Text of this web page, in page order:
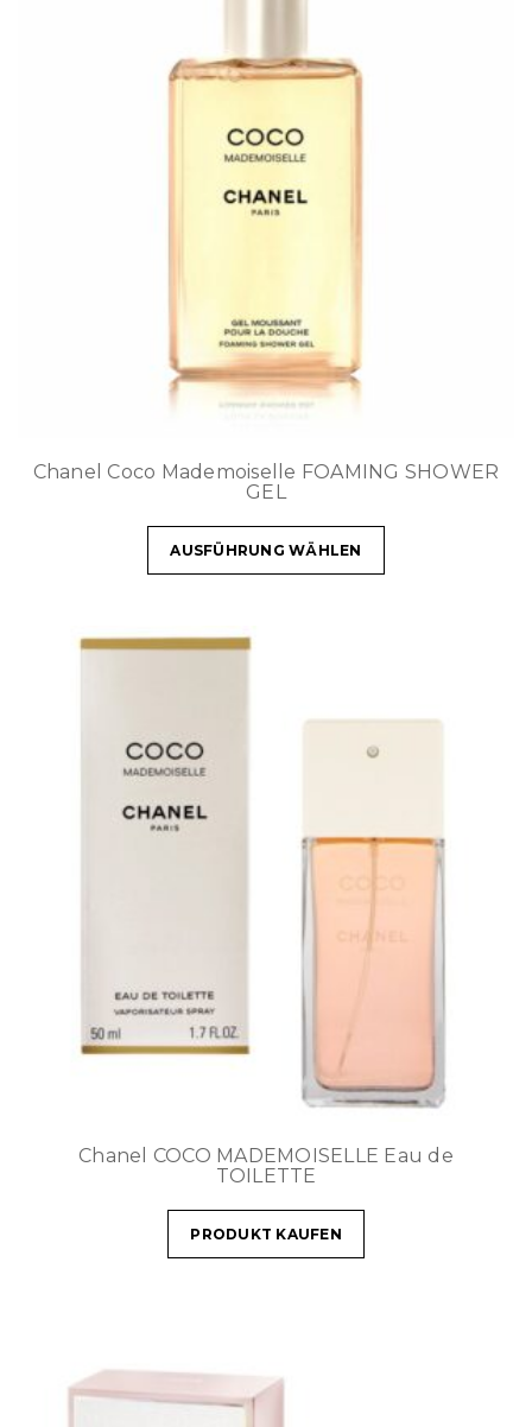
Chanel Coco Mademoiselle FOAMING SHOWER
GEL
AUSFÜHRUNG WÄHLEN
Chanel COCO MADEMOISELLE Eau de
TOILETTE
PRODUKT KAUFEN